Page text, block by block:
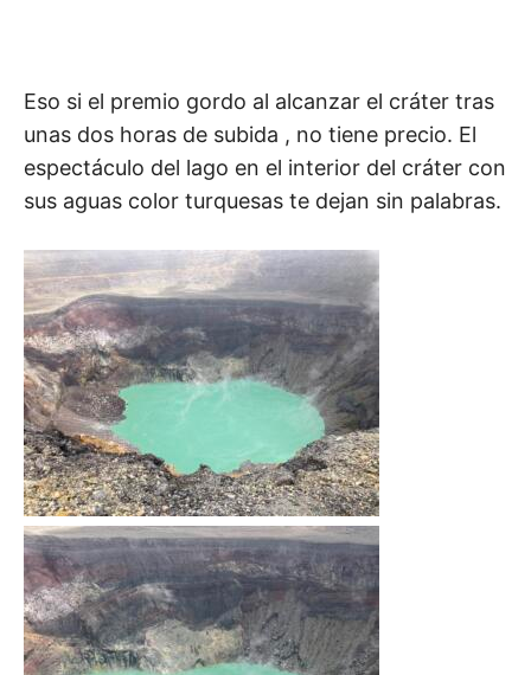
Eso si el premio gordo al alcanzar el cráter tras
unas dos horas de subida , no tiene precio. El
espectáculo del lago en el interior del cráter con
sus aguas color turquesas te dejan sin palabras.